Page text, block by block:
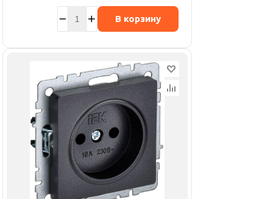
В корзину